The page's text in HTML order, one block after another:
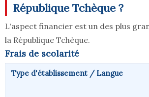
République Tchèque ?
L'aspect financier est un des plus
la République Tchèque.
Frais de scolarité
Type d'établissement / Langue